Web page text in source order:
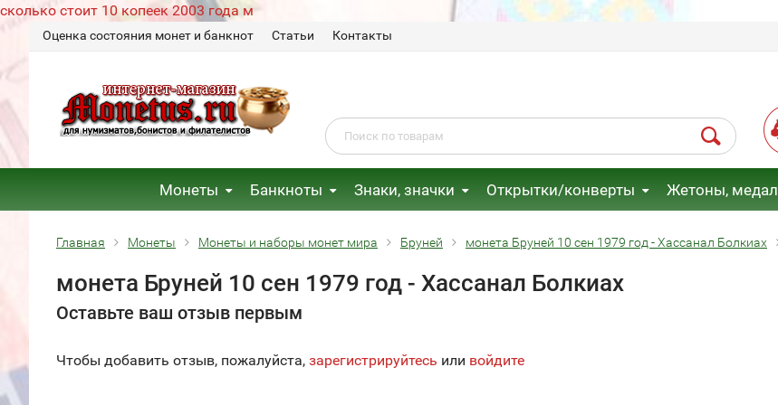
сколько стоит 10 копеек 2003 года м
Оценка состояния монет и банкнот Статьи Контакты
Монеты Банкноты Знаки, значки Открытки/конверты Жетоны,
Главная Монеты Монеты и наборы монет мира Бруней монета Бруней 10 сен 1979 год - Хассанал Болкиах
монета Бруней 10 сен 1979 год - Хассанал Болкиах
Оставьте ваш отзыв первым
Чтобы добавить отзыв, пожалуйста, зарегистрируйтесь или войдите